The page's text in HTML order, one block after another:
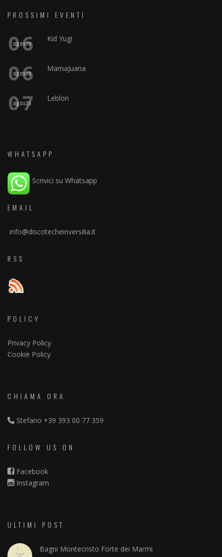
PROSSIMI EVENTI
06
agosto Kid Yugi
06
agosto MamaJuana
07
agosto Leblon
WHATSAPP
Scrivici su Whatsapp
EMAIL
info@discotecheinversilia.it
RSS
POLICY
Privacy Policy
Cookie Policy
CHIAMA ORA
Stefano +39 393 00 77 359
FOLLOW US ON
Facebook
Instagram
ULTIMI POST
Bagni Montecristo Forte dei Marmi